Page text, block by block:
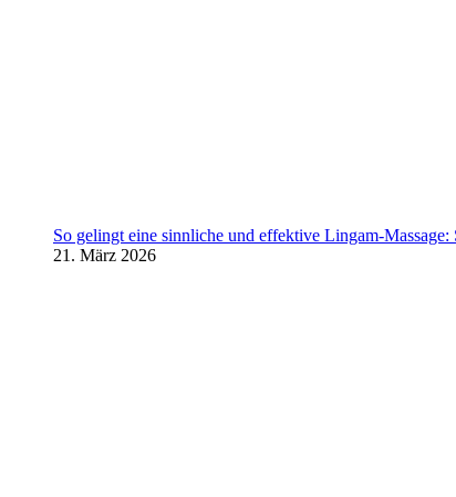
So gelingt eine sinnliche und effektive Lingam-
21. März 2026